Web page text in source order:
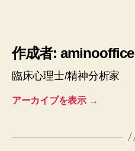
作成者: aminooffice
臨床心理士/精神分析家
アーカイブを表示 →